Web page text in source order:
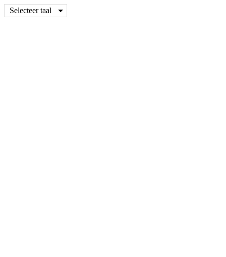
Selecteer taal